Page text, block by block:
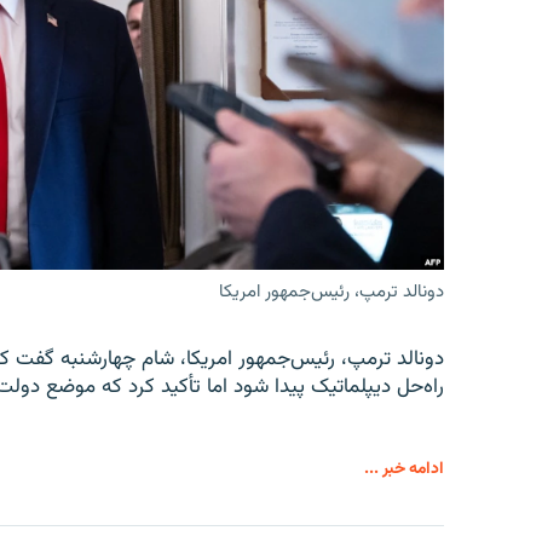
دونالد ترمپ، رئیس‌جمهور امریکا
دونالد ترمپ، رئیس‌جمهور امریکا، شام چهارشنبه گفت
راه‌حل دیپلماتیک پیدا شود اما تأکید کرد که موضع
ادامه خبر ...